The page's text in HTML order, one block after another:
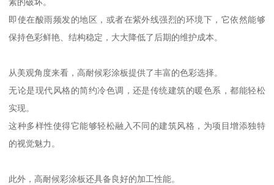
即使在酸雨频发的地区，或者在紫外线强烈的环境下，它依然能够
保持色彩鲜艳、结构稳定，大大降低了后期的维护成本。
从美观角度来看，高耐候彩涂板提供了丰富的色彩选择。
无论是现代风格的简约冷色调，还是传统建筑的暖色系，都能轻松
实现。
这种多样性使得它能够轻松融入不同的建筑风格，为项目增添独特
的视觉魅力。
此外，高耐候彩涂板还具备良好的加工性能。